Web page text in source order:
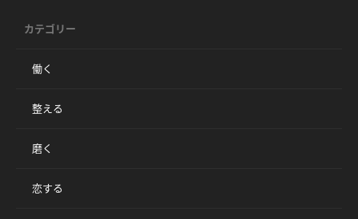
カテゴリー
働く
整える
磨く
恋する